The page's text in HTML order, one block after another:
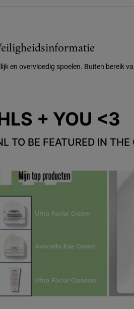
en overvloedig spoelen. Buiten bereik
+ YOU <3
TO BE FEATURED IN THE